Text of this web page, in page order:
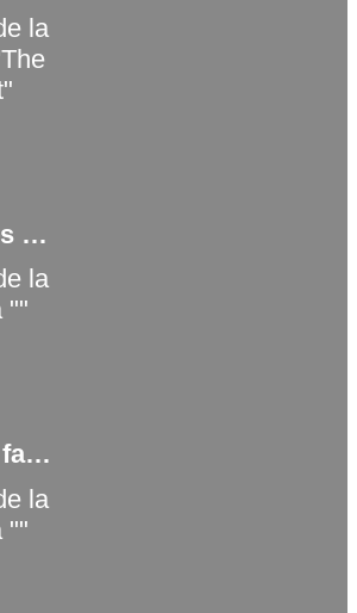
Criminales de lujo (2025)
Mi postre favorito (2024)